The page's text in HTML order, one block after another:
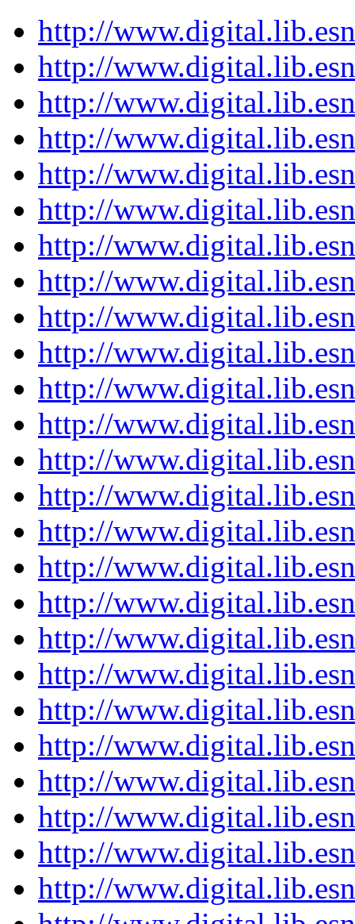
http://
http://
http://
http://
http://
http://
http://
http://
http://
http://
http://
http://
http://
http://
http://
http://
http://
http://
http://
http://
http://
http://
http://
http://
http://